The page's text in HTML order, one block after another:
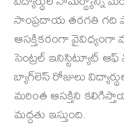
సాంప్రదాయ తరగతి గది
ఆసక్తికరంగా వైవిధ్యంగా
సెంట్రల్ ఇనిస్టిట్యూట్
బ్యాగ్‌లెస్ రోజులు
మరింత ఆసక్తిని
మద్దతు ఇస్తుంది.